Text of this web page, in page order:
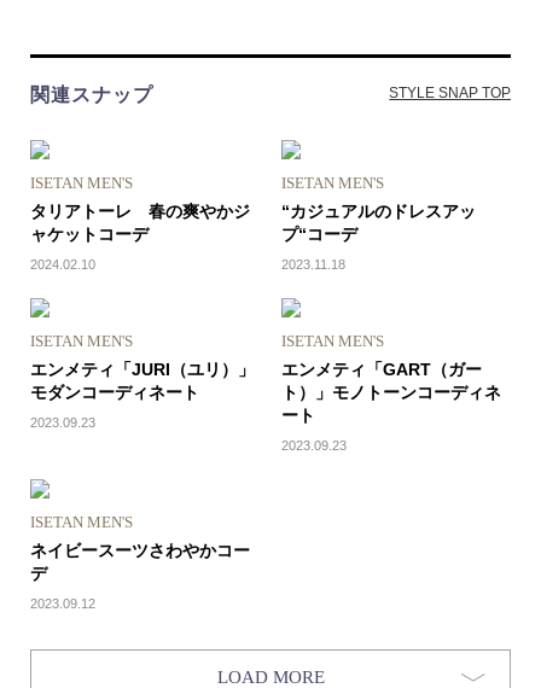
関連スナップ STYLE SNAP TOP
ISETAN MEN'S
タリアトーレ 春の爽やかジ
ャケットコーデ
2024.02.10
ISETAN MEN'S
“カジュアルのドレスアッ
プ“コーデ
2023.11.18
ISETAN MEN'S
エンメティ「JURI（ユリ）」
モダンコーディネート
2023.09.23
ISETAN MEN'S
エンメティ「GART（ガー
ト）」モノトーンコーディネ
ート
2023.09.23
ISETAN MEN'S
ネイビースーツさわやかコー
デ
2023.09.12
LOAD MORE